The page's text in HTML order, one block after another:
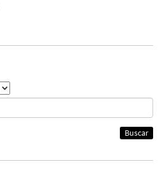
Buscar